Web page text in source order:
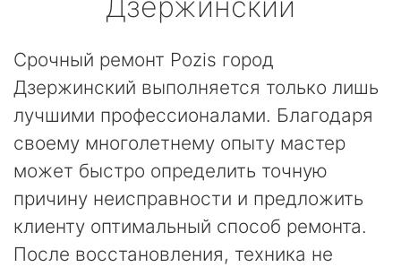
Срочный ремонт Pozis город
Дзержинский выполняется только лишь
лучшими профессионалами. Благодаря
своему многолетнему опыту мастер
может быстро определить точную
причину неисправности и предложить
клиенту оптимальный способ ремонта.
После восстановления, техника не